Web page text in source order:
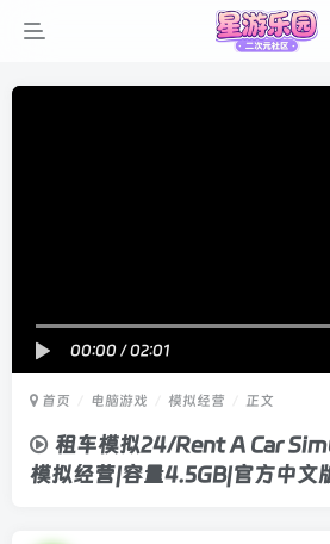
00:00 /02:01
首页 电脑游戏 模拟经营 正文
租车模拟24/Rent A Car
模拟经营|容量4.5GB|官方中文